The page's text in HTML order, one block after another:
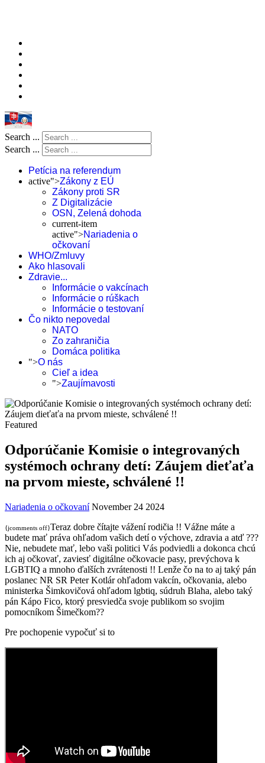
Search ...
Search ...
Petícia na referendum
active">Zákony z EÚ
Zákony proti SR
Z Digitalizácie
OSN, Zelená dohoda
current-item
active">Nariadenia o
očkovaní
WHO/Zmluvy
Ako hlasovali
Zdravie...
Informácie o vakcínach
Informácie o rúškach
Informácie o testovaní
Čo nikto nepovedal
NATO
Zo zahraničia
Domáca politika
">O nás
Cieľ a idea
">Zaujímavosti
Featured
Odporúčanie Komisie o integrovaných
systémoch ochrany detí: Záujem dieťaťa
na prvom mieste, schválené !!
Nariadenia o očkovaní November 24 2024
{jcomments off}Teraz dobre čítajte vážení rodičia !! Vážne máte a
budete mať práva ohľadom vašich detí o výchove, zdravia a atď ???
Nie, nebudete mať, lebo vaši politici Vás podviedli a dokonca chcú
ich aj očkovať, zaviesť digitálne očkovacie pasy, prevýchova k
LGBTIQ a mnoho ďalších zvrátenosti !! Lenže čo na to aj taký pán
poslanec NR SR Peter Kotlár ohľadom vakcín, očkovania, alebo
ministerka Šimkovičová ohľadom lgbtiq, súdruh Blaha, alebo taký
pán Kápo Fico, ktorý presviedča svoje publikom so svojim
pomocníkom Šimečkom??
Pre pochopenie vypočuť si to